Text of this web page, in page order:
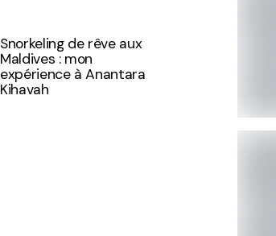
Snorkeling de rêve aux
Maldives : mon
expérience à Anantara
Kihavah